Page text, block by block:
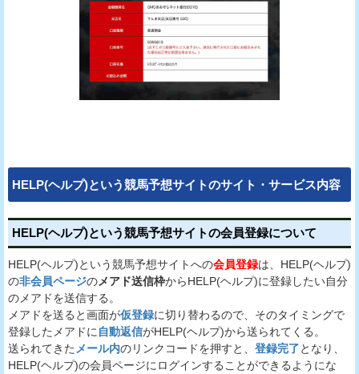
HELP(ヘルプ)という競馬予想サイトのサイト・サービス内容
HELP(ヘルプ)という競馬予想サイトの会員登録について
HELP(ヘルプ)という競馬予想サイトへの会員登録は、HELP(ヘルプ)
の非会員ページのメアド送信枠からHELP(ヘルプ)に登録したい自分
のメアドを送信する。
メアドを送ると画面が仮登録に切り替わるので、そのタイミングで
登録したメアドに 自動返信がHELP(ヘルプ)から送られてくる。
送られてきた メール内のリンクコードを押すと、 登録完了となり、
HELP(ヘルプ)の会員ページにログインすることができるようにな